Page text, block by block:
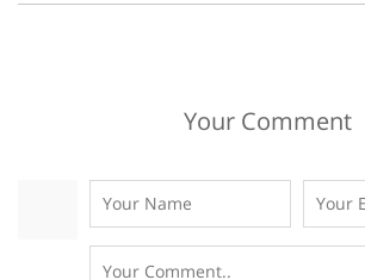
Your Comment